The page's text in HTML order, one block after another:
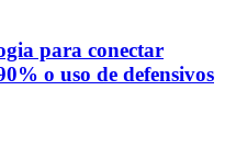
para conectar
o uso de defensivos